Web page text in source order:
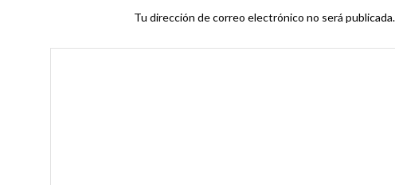
Tu dirección de correo electrónico no será publicada.